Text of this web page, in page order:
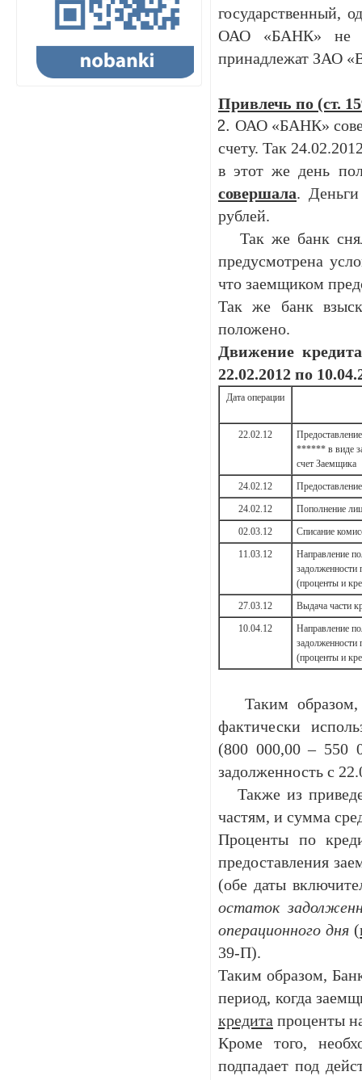
государственный,
ОАО «БАНК» не
принадлежат ЗАО
Привлечь по (ст.
ОАО «БАНК»
счету. Так
в этот же день
совершала.
рублей.
Так же банк
предусмотрена
что заемщиком
Так же банк
положено.
Движение
22.02.2012 по
Дата операции
22.02.12
****** в виде
счет Заемщика
24.02.12
24.02.12
Пополнение
02.03.12
Списание
11.03.12
Направление
задолженности
(проценты и
27.03.12
Выдача части
10.04.12
Направление
задолженности
(проценты и
Таким образом,
фактически
(800 000,00 – 550
задолженность с
Также из
частям, и сумма
Проценты по
предоставления
(обе даты
остаток
операционного дня (
39-П).
Таким образом,
период, когда
кредита проценты
Кроме того,
подпадает под